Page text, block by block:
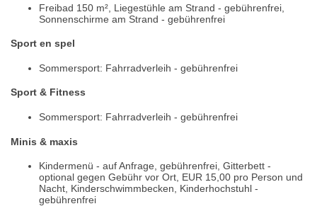
Freibad 150 m², Liegestühle am Strand - gebührenfrei,
Sonnenschirme am Strand - gebührenfrei
Sport en spel
Sommersport: Fahrradverleih - gebührenfrei
Sport & Fitness
Sommersport: Fahrradverleih - gebührenfrei
Minis & maxis
Kindermenü - auf Anfrage, gebührenfrei, Gitterbett -
optional gegen Gebühr vor Ort, EUR 15,00 pro Person und
Nacht, Kinderschwimmbecken, Kinderhochstuhl -
gebührenfrei